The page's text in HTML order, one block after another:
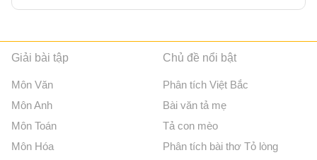
Giải bài tập
Môn Văn
Môn Anh
Môn Toán
Môn Hóa
Chủ đề nổi bật
Phân tích Việt Bắc
Bài văn tả mẹ
Tả con mèo
Phân tích bài thơ Tỏ lòng